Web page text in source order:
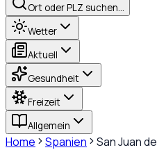
Ort oder PLZ suchen…
Wetter
Aktuell
Gesundheit
Freizeit
Allgemein
Home Spanien San Juan